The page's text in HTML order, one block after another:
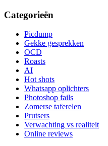
Categorieën
Picdump
Gekke gesprekken
OCD
Roasts
AI
Hot shots
Whatsapp oplichters
Photoshop fails
Zomerse taferelen
Prutsers
Verwachting vs realiteit
Online reviews